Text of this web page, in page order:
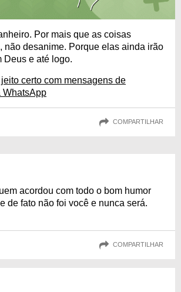
Por mais que as coisas
não desanime. Porque elas ainda irão
Deus e até logo.
certo com mensagens de
WhatsApp
COMPARTILHAR
acordou com todo o bom humor
de fato não foi você e nunca será.
COMPARTILHAR